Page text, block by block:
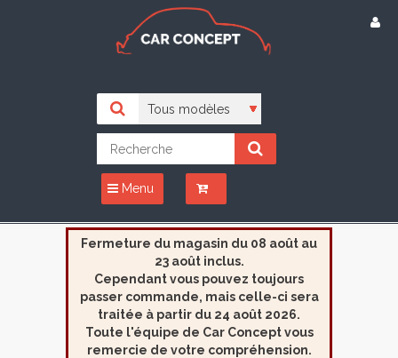
Menu
Fermeture du magasin du 08 août au
23 août inclus.
Cependant vous pouvez toujours
passer commande, mais celle-ci sera
traitée à partir du 24 août 2026.
Toute l'équipe de Car Concept vous
remercie de votre compréhension.